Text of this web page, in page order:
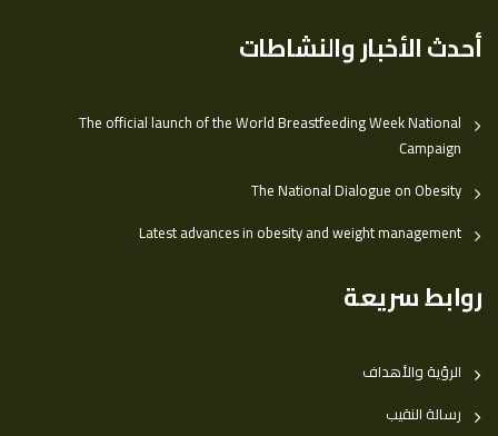
أحدث الأخبار والنشاطات
The official launch of the World Breastfeeding Week National
Campaign
The National Dialogue on Obesity
Latest advances in obesity and weight management
روابط سريعة
الرؤية والأهداف
رسالة النقيب